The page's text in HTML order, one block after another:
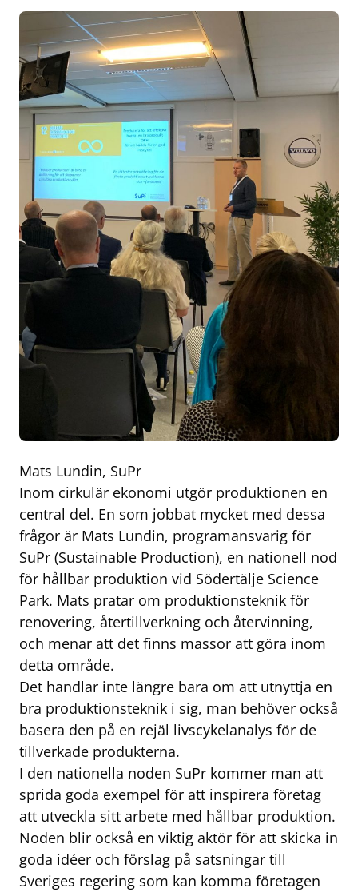
Mats Lundin, SuPr
Inom cirkulär ekonomi utgör produktionen en
central del. En som jobbat mycket med dessa
frågor är Mats Lundin, programansvarig för
SuPr (Sustainable Production), en nationell nod
för hållbar produktion vid Södertälje Science
Park. Mats pratar om produktionsteknik för
renovering, återtillverkning och återvinning,
och menar att det finns massor att göra inom
detta område.
Det handlar inte längre bara om att utnyttja en
bra produktionsteknik i sig, man behöver också
basera den på en rejäl livscykelanalys för de
tillverkade produkterna.
I den nationella noden SuPr kommer man att
sprida goda exempel för att inspirera företag
att utveckla sitt arbete med hållbar produktion.
Noden blir också en viktig aktör för att skicka in
goda idéer och förslag på satsningar till
Sveriges regering som kan komma företagen